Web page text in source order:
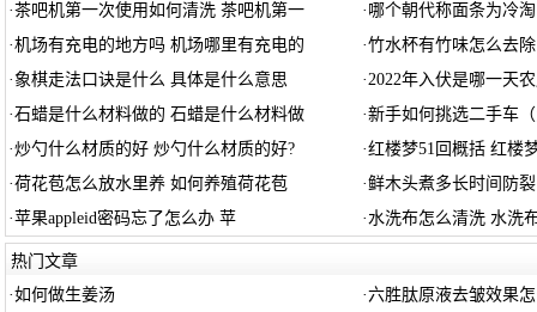
·茶吧机第一次使用如何清洗 茶吧机第一 · 哪个朝代称面条为冷
·机场有充电的地方吗 机场哪里有充电的 ·竹水杯有竹味怎么去
· 象棋走法口诀是什么 具体是什么意思 ·2022年入伏是哪一天
·石蜡是什么材料做的 石蜡是什么材料做 ·新手如何挑选二手车
·炒勺什么材质的好 炒勺什么材质的好? ·红楼梦51回概括 红楼
·荷花苞怎么放水里养 如何养殖荷花苞 ·鲜木头煮多长时间防
·苹果appleid密码忘了怎么办 苹 ·水洗布怎么清洗 水洗
热门文章
·如何做生姜汤 ·六胜肽原液去皱效果